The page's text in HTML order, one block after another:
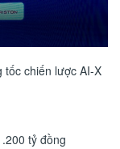
tốc chiến lược AI-X
tỷ đồng